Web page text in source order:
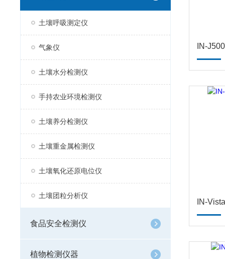
土壤呼吸测定仪
气象仪
土壤水分检测仪
手持农业环境检测仪
土壤养分检测仪
土壤重金属检测仪
土壤氧化还原电位仪
土壤团粒分析仪
食品安全检测仪
植物检测仪器
IN-
IN-